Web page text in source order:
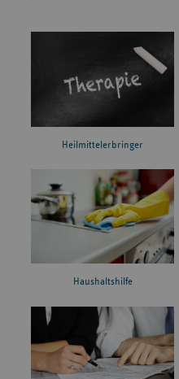
Heilmittelerbringer
Haushaltshilfe